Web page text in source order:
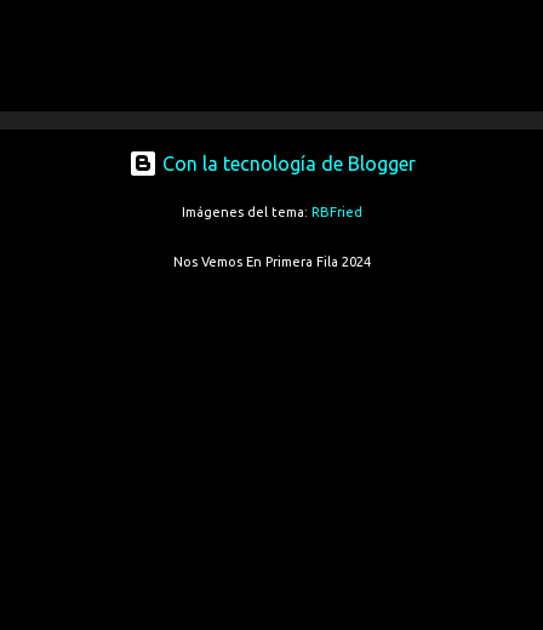
Con la tecnología de Blogger
Imágenes del tema: RBFried
Nos Vemos En Primera Fila 2024